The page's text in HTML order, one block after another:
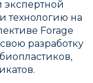
экспертной
технологию на
Forage
разработку